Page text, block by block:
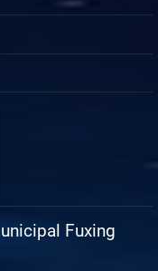
Fuxing